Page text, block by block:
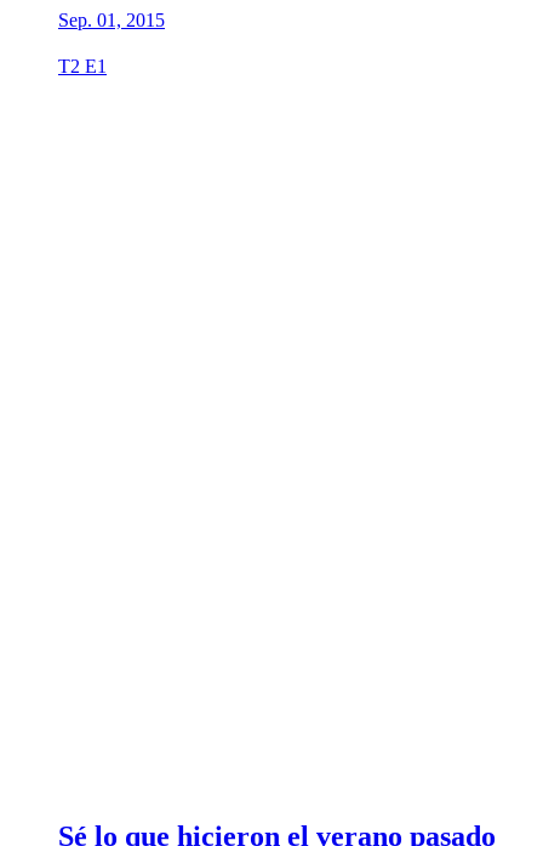
Sep. 01, 2015
T2 E1
Sé lo que hicieron el verano pasado